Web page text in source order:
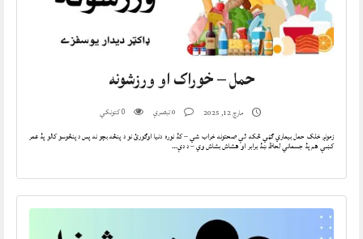
حمل – خوراک او ورزشونه
مارچ 12, 2025 0کتونکي
زمونږ خلک حمل بيماري ګڼي ځکه ئې صحتونه خراب شي – کۀ نوره دنيا اوګورئ نو د پنځه بچو نه پس د پنځوسو کالو پۀ عمر
کښې هم پۀ جسماني لحاظ ښۀ برابر او هشاش بشاش وي – د دې…